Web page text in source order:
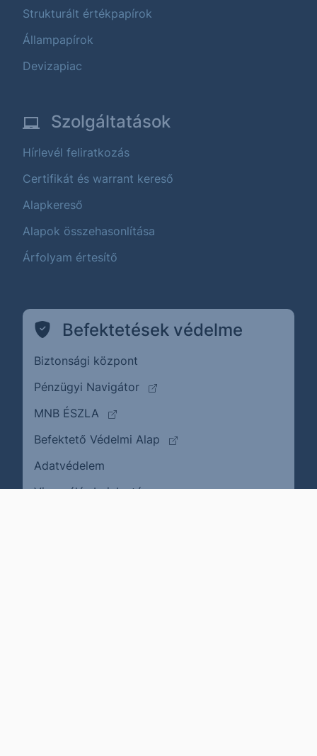
Strukturált értékpapírok
Állampapírok
Devizapiac
Szolgáltatások
Hírlevél feliratkozás
Certifikát és warrant kereső
Alapkereső
Alapok összehasonlítása
Árfolyam értesítő
Befektetések védelme
Biztonsági központ
Pénzügyi Navigátor
(külső oldalra ugrik)
MNB ÉSZLA
(külső oldalra ugrik)
Befektető Védelmi Alap
(külső oldalra ugrik)
Adatvédelem
Visszaélés bejelentése(külső oldalra ugrik)